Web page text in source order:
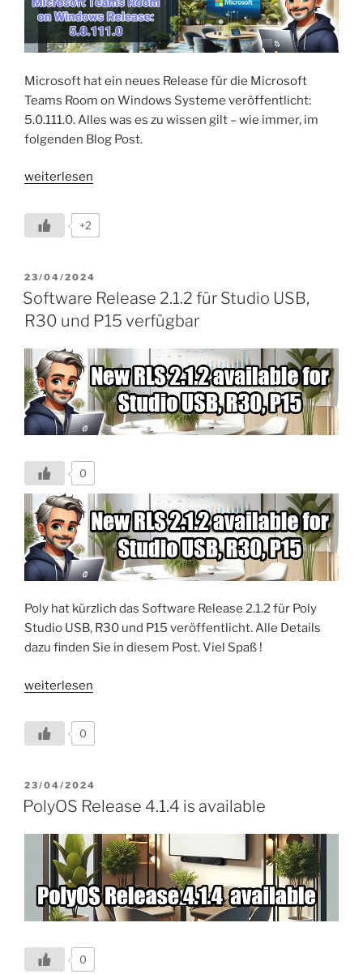
Microsoft hat ein neues Release für die Microsoft
Teams Room on Windows Systeme veröffentlicht:
5.0.111.0. Alles was es zu wissen gilt – wie immer, im
folgenden Blog Post.
„Neues
Release:
5.0.111.0
weiterlesen
+2
VERÖFFENTLICHT
AM
23/04/2024
Software Release 2.1.2 für Studio USB,
R30 und P15 verfügbar
0
Poly hat kürzlich das Software Release 2.1.2 für Poly
Studio USB, R30 und P15 veröffentlicht. Alle Details
dazu finden Sie in diesem Post. Viel Spaß !
„Software
2.1.2
für
USB,
R30
verfügbar“
weiterlesen
0
VERÖFFENTLICHT
AM
23/04/2024
PolyOS Release 4.1.4 is available
0